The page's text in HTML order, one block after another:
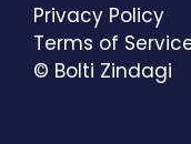
© Bolti Zindagi
Privacy Policy
Terms of